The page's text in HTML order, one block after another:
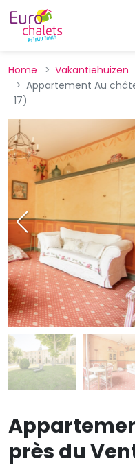
Home Vakantiehuizen
Appartement Au
17)
près du